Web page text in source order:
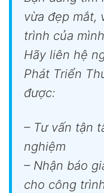
vừa đẹp mắt,
trình của
Hãy liên hệ
Phát Triển
được:
– Tư vấn tận
nghiệm
– Nhận báo
cho công